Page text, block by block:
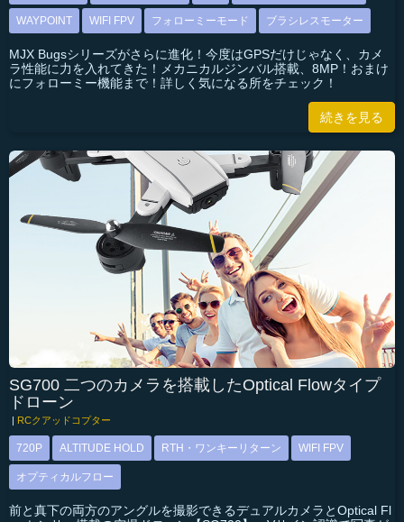
WAYPOINT WIFI FPV フォローミーモード ブラシレスモーター
MJX Bugsシリーズがさらに進化！今度はGPSだけじゃなく、カメ
ラ性能に力を入れてきた！メカニカルジンバル搭載、8MP！おまけ
にフォローミー機能まで！詳しく気になる所をチェック！
続きを見る
SG700 二つのカメラを搭載したOptical Flowタイプ
ドローン
| RCクアッドコプター
720P ALTITUDE HOLD RTH・ワンキーリターン WIFI FPV
オプティカルフロー
前と真下の両方のアングルを撮影できるデュアルカメラとOptical Fl